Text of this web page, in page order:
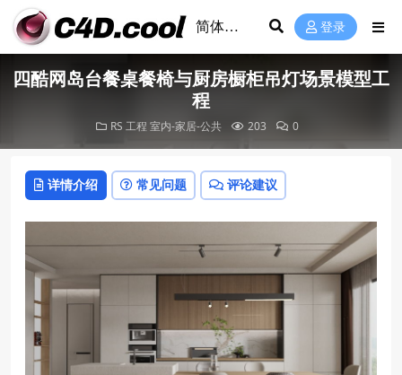
登录
四酷网岛台餐桌餐椅与厨房橱柜吊灯场景模型工
程
RS 工程 室内-家居-公共 203 0
详情介绍 常见问题 评论建议